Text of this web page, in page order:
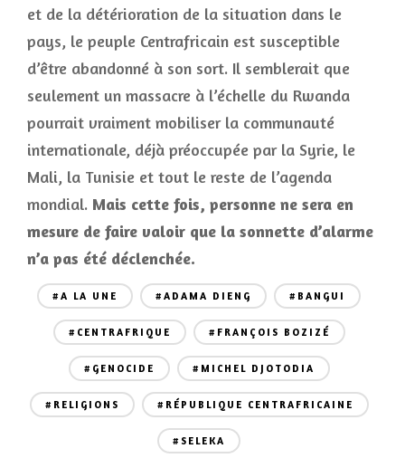
et de la détérioration de la situation dans le
pays, le peuple Centrafricain est susceptible
d’être abandonné à son sort. Il semblerait que
seulement un massacre à l’échelle du Rwanda
pourrait vraiment mobiliser la communauté
internationale, déjà préoccupée par la Syrie, le
Mali, la Tunisie et tout le reste de l’agenda
mondial. Mais cette fois, personne ne sera en
mesure de faire valoir que la sonnette d’alarme
n’a pas été déclenchée.
#A LA UNE #ADAMA DIENG #BANGUI
#CENTRAFRIQUE #FRANÇOIS BOZIZÉ
#GENOCIDE #MICHEL DJOTODIA
#RELIGIONS #RÉPUBLIQUE CENTRAFRICAINE
#SELEKA